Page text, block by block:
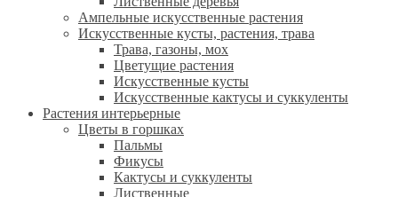
Ампельные искусственные растения
Искусственные кусты, растения, трава
Трава, газоны, мох
Цветущие растения
Искусственные кусты
Искусственные кактусы и суккуленты
Растения интерьерные
Цветы в горшках
Пальмы
Фикусы
Кактусы и суккуленты
Лиственные